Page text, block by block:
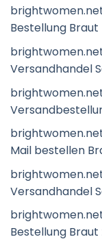
Bestellung
Versandhandel
Mail bestellen
Versandhandel
Bestellung